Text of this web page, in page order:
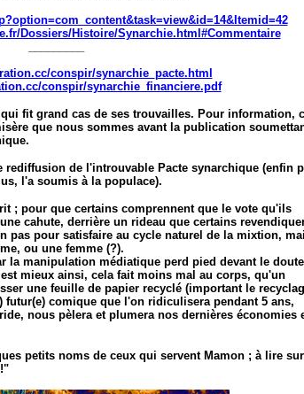
Dossiers/Histoire/Synarchie.html#Commentaire
conspir/synarchie_pacte.html
conspir/synarchie_financiere.pdf
fit grand cas de ses trouvailles. Pour information,
que nous sommes avant la publication
rediffusion de l'introuvable Pacte synarchique (enfin
l'a soumis à la populace).
; pour que certains comprennent que le vote qu'ils
cahute, derrière un rideau que certains
pas pour satisfaire au cycle naturel de la mixtion,
ou une femme (?).
la manipulation médiatique perd pied devant le
mieux ainsi, cela fait moins mal au corps, qu'un
une feuille de papier recyclé (important le
futur(e) comique que l'on ridiculisera pendant 5 ans,
nous pèlera et plumera nos dernières économies
petits noms de ceux qui servent Mamon ; à lire sur